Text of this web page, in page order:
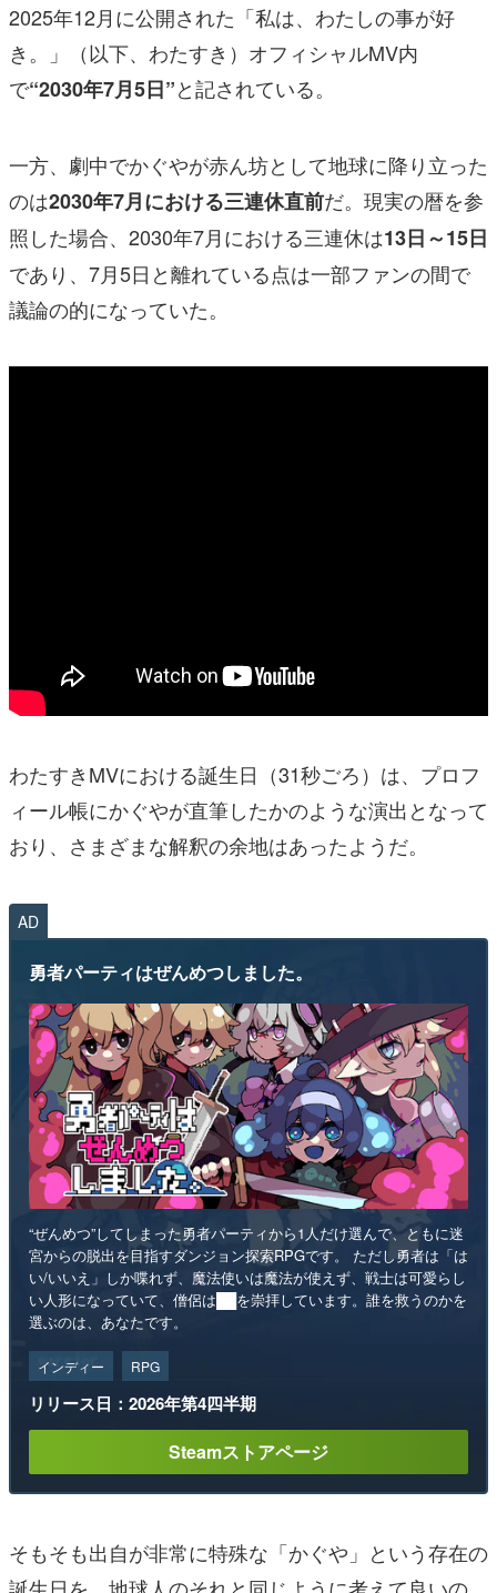
2025年12月に公開された「私は、わたしの事が好
き。」（以下、わたすき）オフィシャルMV内
で“2030年7月5日”と記されている。
一方、劇中でかぐやが赤ん坊として地球に降り立った
のは2030年7月における三連休直前だ。現実の暦を参
照した場合、2030年7月における三連休は13日～15日
であり、7月5日と離れている点は一部ファンの間で
議論の的になっていた。
わたすきMVにおける誕生日（31秒ごろ）は、プロフ
ィール帳にかぐやが直筆したかのような演出となって
おり、さまざまな解釈の余地はあったようだ。
AD
勇者パーティはぜんめつしました。
“ぜんめつ”してしまった勇者パーティから1人だけ選んで、ともに迷
宮からの脱出を目指すダンジョン探索RPGです。 ただし勇者は「は
い/いいえ」しか喋れず、魔法使いは魔法が使えず、戦士は可愛らし
い人形になっていて、僧侶は██を崇拝しています。誰を救うのかを
選ぶのは、あなたです。
インディー RPG
リリース日：2026年第4四半期
Steamストアページ
そもそも出自が非常に特殊な「かぐや」という存在の
誕生日を、地球人のそれと同じように考えて良いの